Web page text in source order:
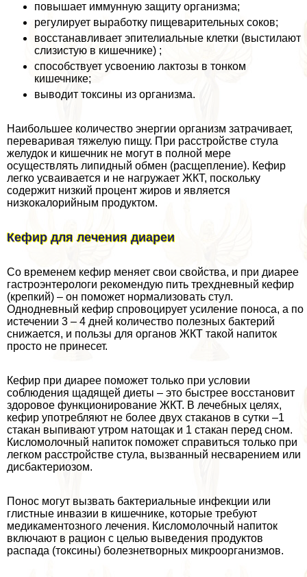
повышает иммунную защиту организма;
регулирует выработку пищеварительных соков;
восстанавливает эпителиальные клетки (выстилают
слизистую в кишечнике) ;
способствует усвоению лактозы в тонком
кишечнике;
выводит токсины из организма.
Наибольшее количество энергии организм затрачивает,
переваривая тяжелую пищу. При расстройстве стула
желудок и кишечник не могут в полной мере
осуществлять липидный обмен (расщепление). Кефир
легко усваивается и не нагружает ЖКТ, поскольку
содержит низкий процент жиров и является
низкокалорийным продуктом.
Кефир для лечения диареи
Со временем кефир меняет свои свойства, и при диарее
гастроэнтерологи рекомендую пить трехдневный кефир
(крепкий) – он поможет нормализовать стул.
Однодневный кефир спровоцирует усиление поноса, а по
истечении 3 – 4 дней количество полезных бактерий
снижается, и пользы для органов ЖКТ такой напиток
просто не принесет.
Кефир при диарее поможет только при условии
соблюдения щадящей диеты – это быстрее восстановит
здоровое функционирование ЖКТ. В лечебных целях,
кефир употрeбляют не более двух стаканов в сутки –1
стакан выпивают утром натощак и 1 стакан перед сном.
Кисломолочный напиток поможет справиться только при
легком расстройстве стула, вызванный несварением или
дисбактериозом.
Понос могут вызвать бактериальные инфекции или
глистные инвазии в кишечнике, которые требуют
медикаментозного лечения. Кисломолочный напиток
включают в рацион с целью выведения продуктов
распада (токсины) болезнетворных микроорганизмов.